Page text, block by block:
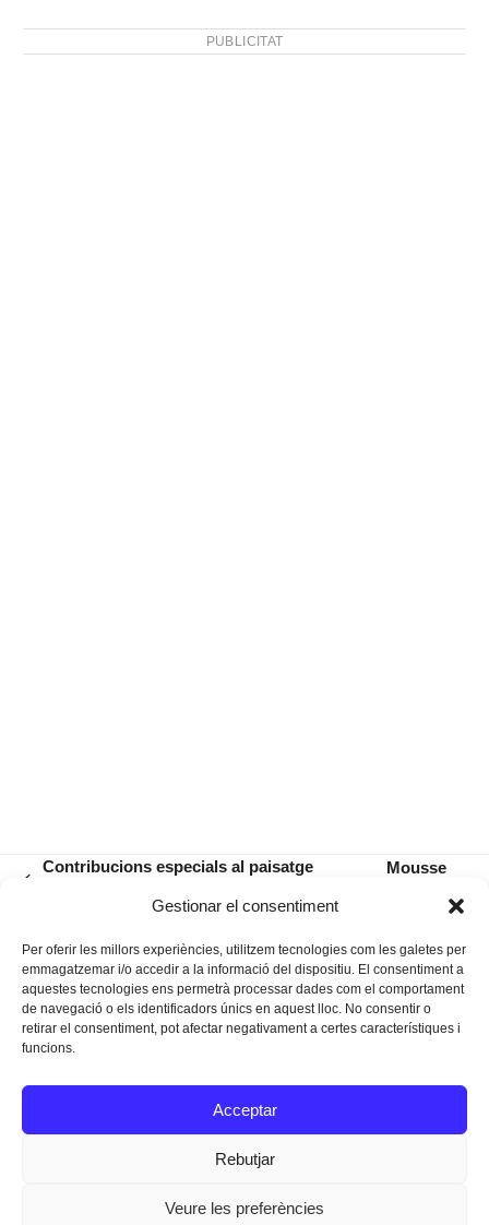
Gestionar el consentiment
Per oferir les millors experiències, utilitzem tecnologies com les galetes per
emmagatzemar i/o accedir a la informació del dispositiu. El consentiment a
aquestes tecnologies ens permetrà processar dades com el comportament
de navegació o els identificadors únics en aquest lloc. No consentir o
retirar el consentiment, pot afectar negativament a certes característiques i
funcions.
Acceptar
Rebutjar
Veure les preferències
PUBLICITAT
Contribucions especials al paisatge
Mousse
Instagram
Facebook
Twitter
Texts Legals